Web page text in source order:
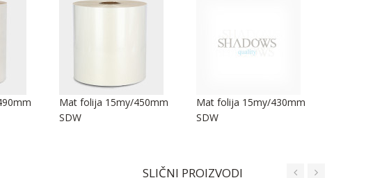
Mat folija 15my/450mm
SDW
Mat folija 15my/430mm
SDW
SLIČNI PROIZVODI